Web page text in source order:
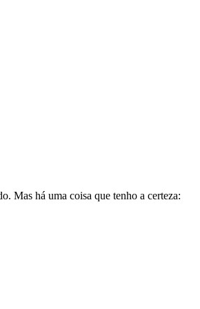
Mas há uma coisa que tenho a certeza: